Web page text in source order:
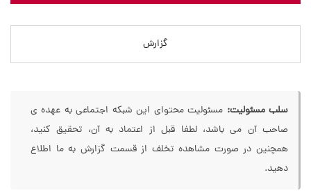
گزارش
سلب مسئولیت: مسئولیت محتوای این شبکه اجتماعی به عهده ی
صاحب آن می باشد، لطفا قبل از اعتماد به آن، تحقیق کنید،
همچنین در صورت مشاهده تخلف از قسمت گزارش به ما اطلاع
دهید.